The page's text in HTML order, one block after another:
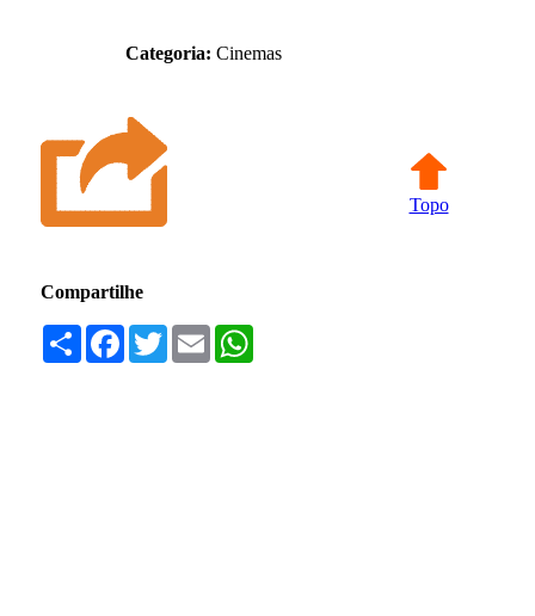
Categoria: Cinemas
Topo
Compartilhe
Compartilhar
Facebook
TwitterEmail